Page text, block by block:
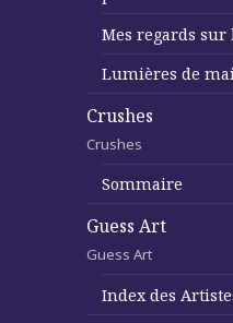
Mes regards sur
Lumières de
Crushes
Crushes
Sommaire
Guess Art
Guess Art
Index des